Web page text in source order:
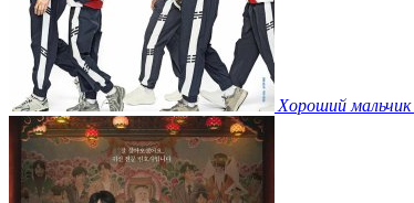
Хороший мальчик